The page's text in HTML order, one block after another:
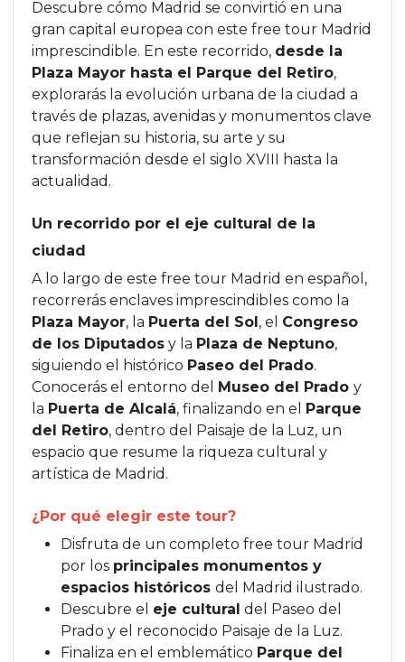
Descubre cómo Madrid se convirtió en una
gran capital europea con este free tour Madrid
imprescindible. En este recorrido, desde la
Plaza Mayor hasta el Parque del Retiro,
explorarás la evolución urbana de la ciudad a
través de plazas, avenidas y monumentos clave
que reflejan su historia, su arte y su
transformación desde el siglo XVIII hasta la
actualidad.
Un recorrido por el eje cultural de la
ciudad
A lo largo de este free tour Madrid en español,
recorrerás enclaves imprescindibles como la
Plaza Mayor, la Puerta del Sol, el Congreso
de los Diputados y la Plaza de Neptuno,
siguiendo el histórico Paseo del Prado.
Conocerás el entorno del Museo del Prado y
la Puerta de Alcalá, finalizando en el Parque
del Retiro, dentro del Paisaje de la Luz, un
espacio que resume la riqueza cultural y
artística de Madrid.
¿Por qué elegir este tour?
Disfruta de un completo free tour Madrid
por los principales monumentos y
espacios históricos del Madrid ilustrado.
Descubre el eje cultural del Paseo del
Prado y el reconocido Paisaje de la Luz.
Finaliza en el emblemático Parque del